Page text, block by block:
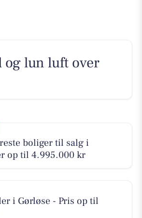
og lun luft over
boliger til salg i
op til 4.995.000 kr
i Gørløse - Pris op til